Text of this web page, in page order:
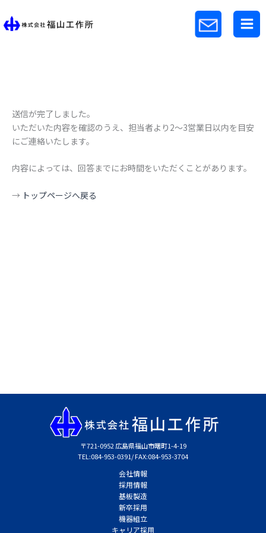
容
を
送信が完了しました。
いただいた内容を確認のうえ、担当者より2〜3営業日以内を目安
にご連絡いたします。
内容によっては、回答までにお時間をいただくことがあります。
→ トップページへ戻る
〒721-0952 広島県福山市曙町1-4-19
TEL:084-953​-0391/ FAX:084-953​-3704
会社情報
採用情報
基板製造
新卒採用
機器組立
キャリア採用